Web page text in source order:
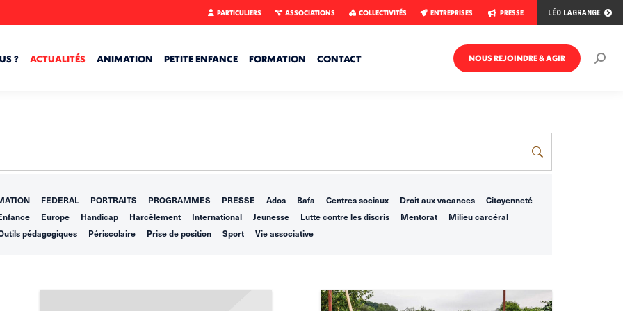
PARTICULIERS ASSOCIATIONS COLLECTIVITÉS ENTREPRISES PRESSE LÉO LAGRANGE
? ACTUALITÉS ANIMATION PETITE ENFANCE FORMATION CONTACT NOUS REJOINDRE & AGIR
FEDERAL PORTRAITS PROGRAMMES PRESSE Ados Bafa Centres sociaux Droit aux vacances
Citoyenneté
Europe Handicap Harcèlement International Jeunesse Lutte contre les discris Mentorat
Milieu carcéral
pédagogiques
Périscolaire Prise de position Sport Vie associative